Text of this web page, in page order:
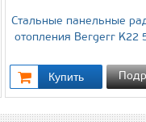
Стальные панельные
отопления Bergerr K22